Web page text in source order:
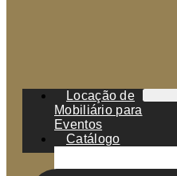
Locação de
Mobiliário para
Eventos
Catálogo